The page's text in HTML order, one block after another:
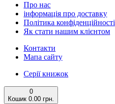
Про нас
інформація про доставку
Політика конфіденційності
Як стати нашим клієнтом
Контакти
Мапа сайту
Серії книжок
0
Кошик 0.00 грн.